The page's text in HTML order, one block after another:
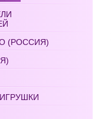
(РОССИЯ)